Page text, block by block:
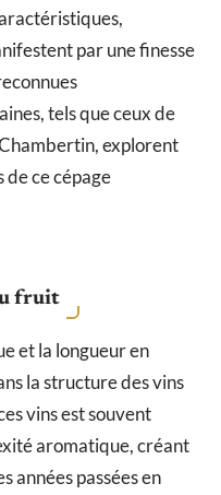
par une finesse
tels que ceux de
explorent
de ce cépage
fruit
et la longueur en
la structure des vins
vins est souvent
aromatique, créant
années passées en